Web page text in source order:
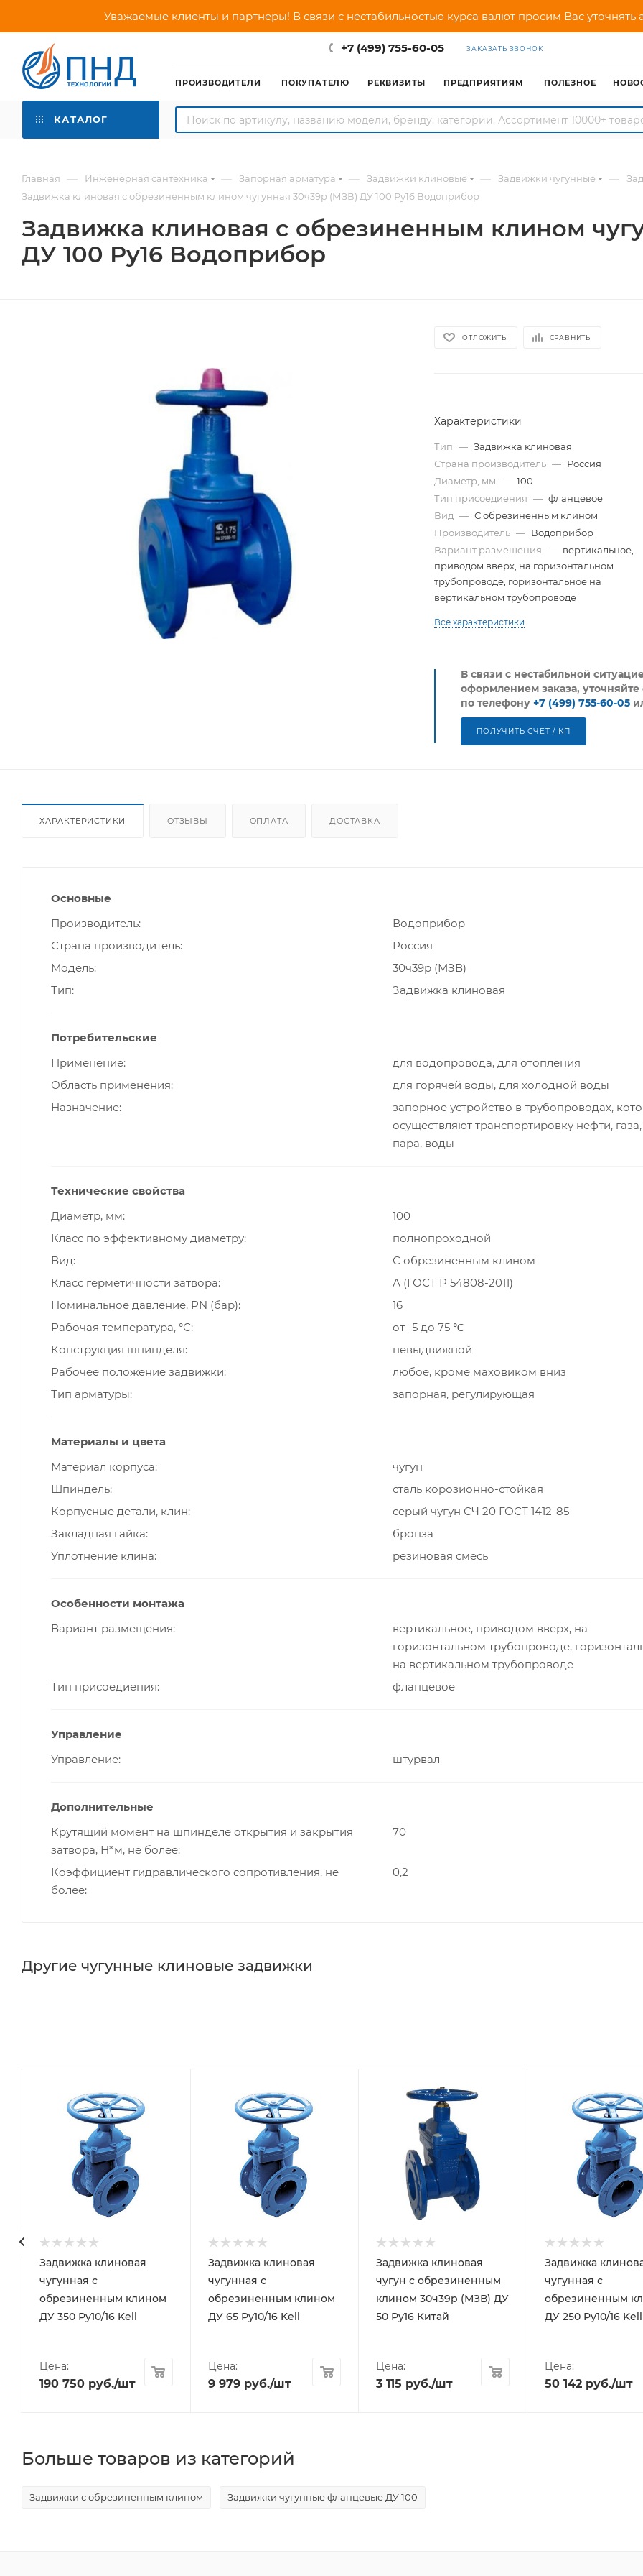
Уважаемые клиенты и партнеры! В связи с нестабильностью курса валют просим Вас
+7 (499) 755-60-05 ЗАКАЗАТЬ ЗВОНОК
ПРОИЗВОДИТЕЛИ ПОКУПАТЕЛЮ РЕКВИЗИТЫ ПРЕДПРИЯТИЯМ ПОЛЕЗНОЕ
КАТАЛОГ
Главная — Инженерная сантехника — Запорная арматура — Задвижки клиновые — Задвижки чугунные —
Задвижка клиновая с обрезиненным клином чугунная 30ч39р (МЗВ) ДУ 100 Ру16 Водоприбор
Задвижка клиновая с обрезиненным клином
ДУ 100 Ру16 Водоприбор
ОТЛОЖИТЬ СРАВНИТЬ
Характеристики
Тип — Задвижка клиновая
Страна производитель — Россия
Диаметр, мм — 100
Тип присоедиения — фланцевое
Вид — С обрезиненным клином
Производитель — Водоприбор
Вариант размещения — вертикальное,
приводом вверх, на горизонтальном
трубопроводе, горизонтальное на
вертикальном трубопроводе
Все характеристики
В связи с нестабильной
оформлением заказа,
по телефону+7 (499) 755-60-05
ПОЛУЧИТЬ СЧЕТ / КП
ХАРАКТЕРИСТИКИ ОТЗЫВЫ ОПЛАТА ДОСТАВКА
Основные
Производитель
Водоприбор
Страна производитель
Россия
Модель
30ч39р (МЗВ)
Тип
Задвижка клиновая
Потребительские
Применение
для водопровода, для отопления
Область применения
для горячей воды, для холодной воды
Назначение
запорное устройство в трубопроводах,
осуществляют транспортировку нефти, газа,
пара, воды
Технические свойства
Диаметр, мм
100
Класс по эффективному диаметру
полнопроходной
Вид
С обрезиненным клином
Класс герметичности затвора
А (ГОСТ Р 54808-2011)
Номинальное давление, PN (бар)
16
Рабочая температура, °С
от -5 до 75 ℃
Конструкция шпинделя
невыдвижной
Рабочее положение задвижки
любое, кроме маховиком вниз
Тип арматуры
запорная, регулирующая
Материалы и цвета
Материал корпуса
чугун
Шпиндель
сталь корозионно-стойкая
Корпусные детали, клин
серый чугун СЧ 20 ГОСТ 1412-85
Закладная гайка
бронза
Уплотнение клина
резиновая смесь
Особенности монтажа
Вариант размещения
вертикальное, приводом вверх, на
горизонтальном трубопроводе,
на вертикальном трубопроводе
Тип присоедиения
фланцевое
Управление
Управление
штурвал
Дополнительные
Крутящий момент на шпинделе открытия и закрытия
затвора, Н*м, не более
70
Коэффициент гидравлического сопротивления, не
более
0,2
Другие чугунные клиновые задвижки
Задвижка клиновая
чугунная с
обрезиненным клином
ДУ 350 Ру10/16 Kell
Цена:
190 750руб./шт
Задвижка клиновая
чугунная с
обрезиненным клином
ДУ 65 Ру10/16 Kell
Цена:
9 979руб./шт
Задвижка клиновая
чугун с обрезиненным
клином 30ч39р (МЗВ) ДУ
50 Ру16 Китай
Цена:
3 115 руб./шт
Задвижка
чугунная с
обрезиненным
ДУ 250 Ру10/16 Kell
Цена:
50 142 руб./шт
Больше товаров из категорий
Задвижки с обрезиненным клином Задвижки чугунные фланцевые ДУ 100